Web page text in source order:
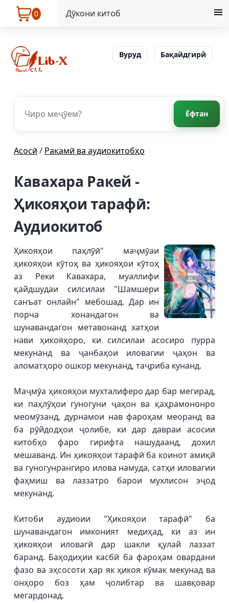
0 Дӯкони китоб
Вуруд Бақайдгирӣ
Ёфтан
Асосӣ / Рақамӣ ва аудиокитобҳо
Кавахара Ракей -
Ҳикояҳои тарафӣ:
Аудиокитоб
Ҳикояҳои паҳлӯӣ" маҷмӯаи
ҳикояҳои кӯтоҳ ва ҳикояҳои кӯтоҳ
аз Реки Кавахара, муаллифи
қайдшудаи силсилаи "Шамшери
санъат онлайн" мебошад. Дар ин
порча хонандагон ва
шунавандагон метавонанд хатҳои
нави ҳикояҳоро, ки силсилаи асосиро пурра
мекунанд ва ҷанбаҳои иловагии ҷаҳон ва
аломатҳоро ошкор мекунанд, таҷриба кунанд.
Маҷмӯа ҳикояҳои мухталиферо дар бар мегирад,
ки паҳлӯҳои гуногуни ҷаҳон ва қаҳрамононро
меомӯзанд, дурнамои нав фароҳам меоранд ва
ба рӯйдодҳои ҷолибе, ки дар давраи асосии
китобҳо фаро гирифта нашудаанд, дохил
мешаванд. Ин ҳикояҳои тарафӣ ба коинот амиқӣ
ва гуногунрангиро илова намуда, сатҳи иловагии
фаҳмиш ва лаззатро барои мухлисон эҷод
мекунанд.
Китоби аудиоии "Ҳикояҳои тарафӣ" ба
шунавандагон имконият медиҳад, ки аз ин
ҳикояҳои иловагӣ дар шакли қулай лаззат
баранд. Баҳодиҳии касбӣ ба фароҳам овардани
фазо ва эҳсосоти ҳар як ҳикоя кӯмак мекунад ва
онҳоро боз ҳам ҷолибтар ва шавқовар
мегардонад.